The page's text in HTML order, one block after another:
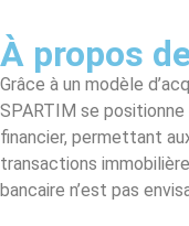
À propos
Grâce à un modèle
SPARTIM se
financier, permettant
transactions
bancaire n’est pas